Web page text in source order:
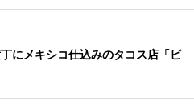
にメキシコ仕込みのタコス店「ビ